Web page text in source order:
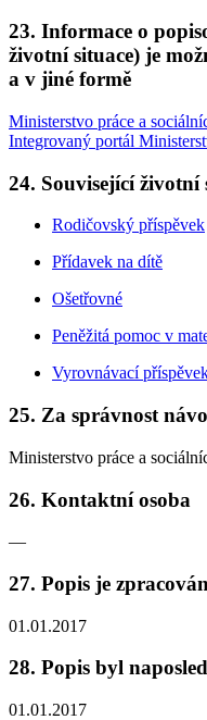
23. Informace o
životní situace) je
a v jiné formě
Ministerstvo práce a
Integrovaný portál
24. Související životní
Rodičovský příspěvek
Přídavek na dítě
Ošetřovné
Peněžitá pomoc v
Vyrovnávací
25. Za správnost
Ministerstvo práce a
26. Kontaktní osoba
—
27. Popis je
01.01.2017
28. Popis byl
01.01.2017